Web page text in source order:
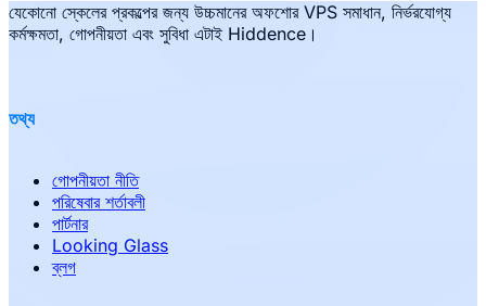
যেকোনো স্কেলের প্রকল্পের জন্য উচ্চমানের অফশোর VPS সমাধান, নির্ভরযোগ্য
কর্মক্ষমতা, গোপনীয়তা এবং সুবিধা এটাই Hiddence।
তথ্য
গোপনীয়তা নীতি
পরিষেবার শর্তাবলী
পার্টনার
Looking Glass
ব্লগ